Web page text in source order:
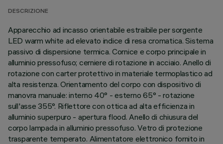
DESCRIZIONE
Apparecchio ad incasso orientabile estraibile per sorgente
LED warm white ad elevato indice di resa cromatica. Sistema
passivo di dispersione termica. Cornice e corpo principale in
alluminio pressofuso; cerniere di rotazione in acciaio. Anello di
rotazione con carter protettivo in materiale termoplastico ad
alta resistenza. Orientamento del corpo con dispositivo di
manovra manuale: interno 40° - esterno 65° - rotazione
sull'asse 355°. Riflettore con ottica ad alta efficienza in
alluminio superpuro - apertura flood. Anello di chiusura del
corpo lampada in alluminio pressofuso. Vetro di protezione
trasparente temperato. Alimentatore elettronico fornito in